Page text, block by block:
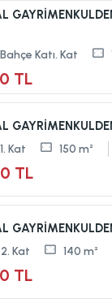
Bahçe Katı. Kat
TL
1. Kat 150 m²
TL
2. Kat 140 m²
TL